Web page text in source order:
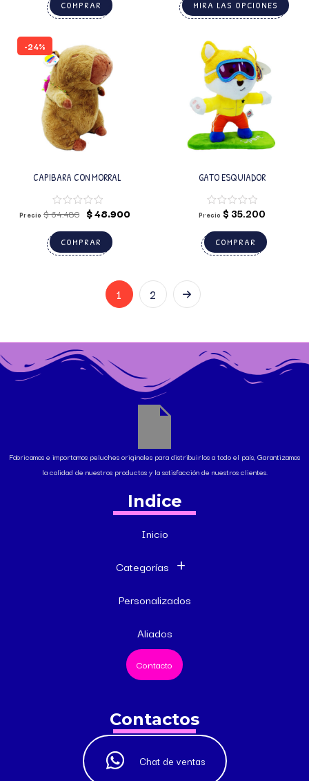
COMPRAR MIRA LAS OPCIONES
-24%
CAPIBARA CON MORRAL
Precio $64.480 $48.900
COMPRAR
GATO ESQUIADOR
Precio $ 35.200
COMPRAR
1 2
Fabricamos e importamos peluches originales para distribuirlos a todo el país, Garantizamos
la calidad de nuestros productos y la satisfacción de nuestros clientes.
Indice
Inicio
Categorías
Personalizados
Aliados
Contacto
Contactos
Chat de ventas